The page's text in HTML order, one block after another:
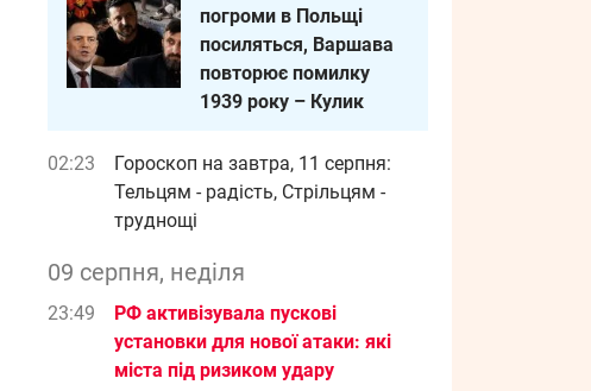
погроми в Польщі
посиляться, Варшава
повторює помилку
1939 року – Кулик
02:23
Гороскоп на завтра, 11 серпня:
Тельцям - радість, Стрільцям -
труднощі
09 серпня, неділя
23:49
РФ активізувала пускові
установки для нової атаки: які
міста під ризиком удару